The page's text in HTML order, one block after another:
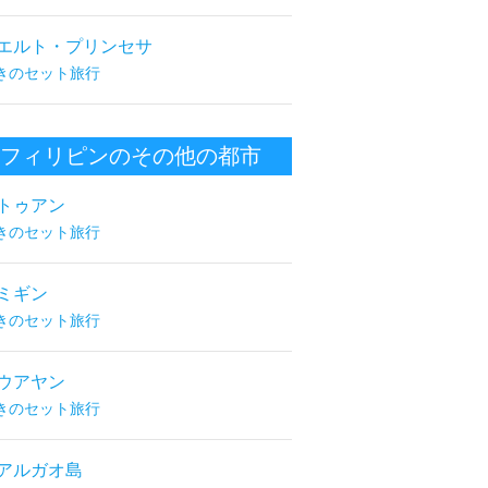
ルト・プリンセサ
のセット旅行
フィリピンのその他の都市
ゥアン
のセット旅行
ギン
のセット旅行
アヤン
のセット旅行
ルガオ島